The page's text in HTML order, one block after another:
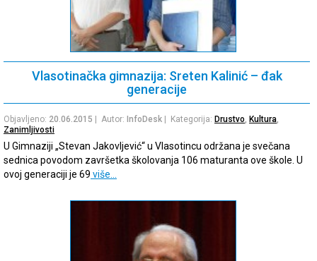
Vlasotinačka gimnazija: Sreten Kalinić – đak
generacije
Objavljeno: 20.06.2015 | Autor: InfoDesk | Kategorija: Drustvo, Kultura,
Zanimljivosti
U Gimnaziji „Stevan Jakovljević“ u Vlasotincu održana je svečana
sednica povodom završetka školovanja 106 maturanta ove škole. U
ovoj generaciji je 69 više…